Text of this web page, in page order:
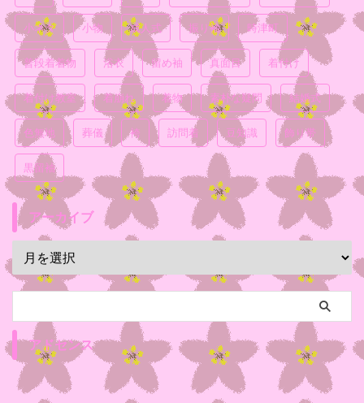
小ネタ 小物 成人式 振り袖 時津町
普段着着物 浴衣 留め袖 真面目 着付け
着付け教室 着崩れ 着物 素朴な疑問 結婚式
色無地 葬儀 袴 訪問着 豆知識 飾り帯
黒留袖
アーカイブ
アドセンス